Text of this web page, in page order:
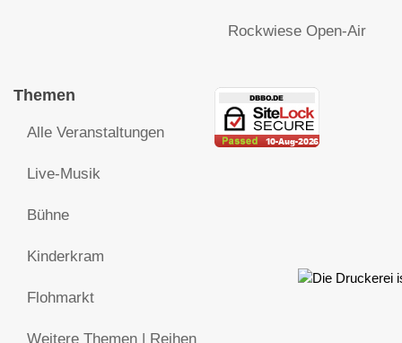
Rockwiese Open-Air
Themen
Alle Veranstaltungen
Live-Musik
Bühne
Kinderkram
Flohmarkt
Weitere Themen | Reihen